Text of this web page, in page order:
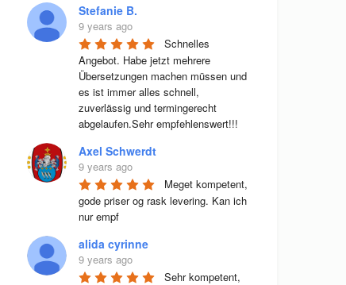
Stefanie B.
9 years ago
Schnelles
Angebot. Habe jetzt mehrere
Übersetzungen machen müssen und
es ist immer alles schnell,
zuverlässig und termingerecht
abgelaufen.Sehr empfehlenswert!!!
Axel Schwerdt
9 years ago
Meget kompetent,
gode priser og rask levering. Kan ich
nur empf
alida cyrinne
9 years ago
Sehr kompetent,